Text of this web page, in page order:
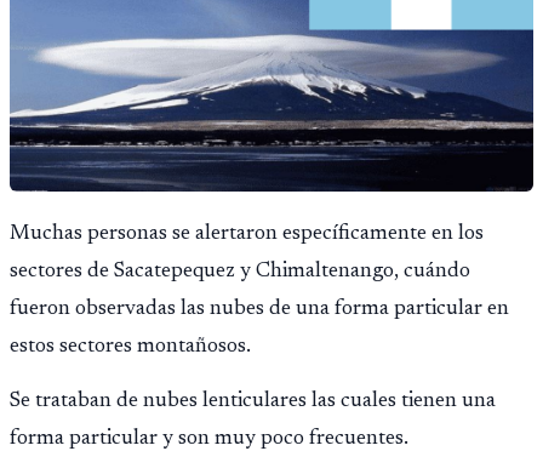
Muchas personas se alertaron específicamente en los
sectores de Sacatepequez y Chimaltenango, cuándo
fueron observadas las nubes de una forma particular en
estos sectores montañosos.
Se trataban de nubes lenticulares las cuales tienen una
forma particular y son muy poco frecuentes.